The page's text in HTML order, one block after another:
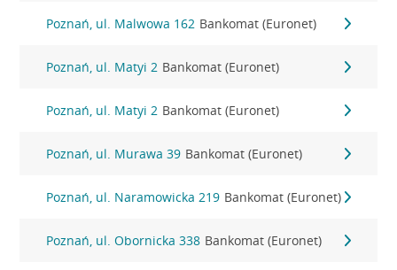
Poznań, ul. Malwowa 162 Bankomat (Euronet)
Poznań, ul. Matyi 2 Bankomat (Euronet)
Poznań, ul. Matyi 2 Bankomat (Euronet)
Poznań, ul. Murawa 39 Bankomat (Euronet)
Poznań, ul. Naramowicka 219 Bankomat (Euronet)
Poznań, ul. Obornicka 338 Bankomat (Euronet)